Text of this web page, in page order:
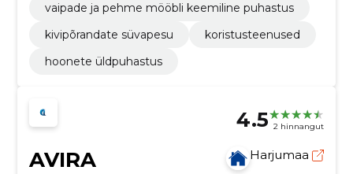
vaipade ja pehme mööbli keemiline puhastus
kivipõrandate süvapesu
koristusteenused
hoonete üldpuhastus
4.5 2 hinnangut
AVIRA
Harjumaa